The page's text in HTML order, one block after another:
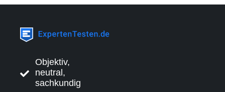
Objektiv,
neutral,
sachkundig